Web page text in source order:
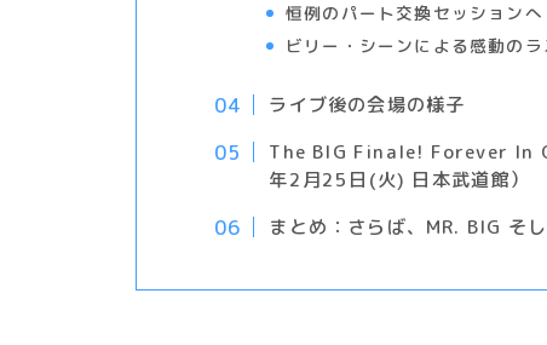
恒例のパート交換セッションへ
ビリー・シーンによる感動の
ライブ後の会場の様子
The BIG Finale! Forever In
年2月25日(火) 日本武道館）
まとめ：さらば、MR. BIG そ